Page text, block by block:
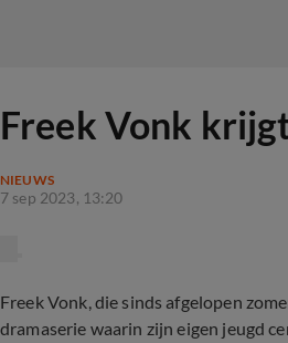
Freek Vonk
NIEUWS
7 sep 2023, 13:20
Freek Vonk, die sinds afgelopen
dramaserie waarin zijn eigen jeugd